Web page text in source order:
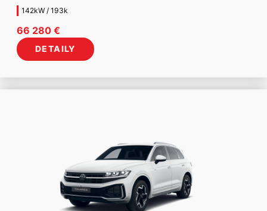
142kW / 193k
66 280 €
DETAILY